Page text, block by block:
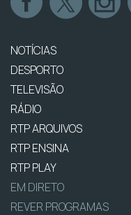
NOTÍCIAS
DESPORTO
TELEVISÃO
RÁDIO
RTP ARQUIVOS
RTP ENSINA
RTP PLAY
EM DIRETO
REVER PROGRAMAS